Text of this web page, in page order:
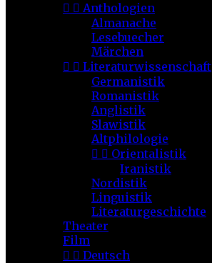
  Anthologien
Almanache
Lesebuecher
Märchen
  Literaturwissenschaft
Germanistik
Romanistik
Anglistik
Slawistik
Altphilologie
  Orientalistik
Iranistik
Nordistik
Linguistik
Literaturgeschichte
Theater
Film
  Deutsch